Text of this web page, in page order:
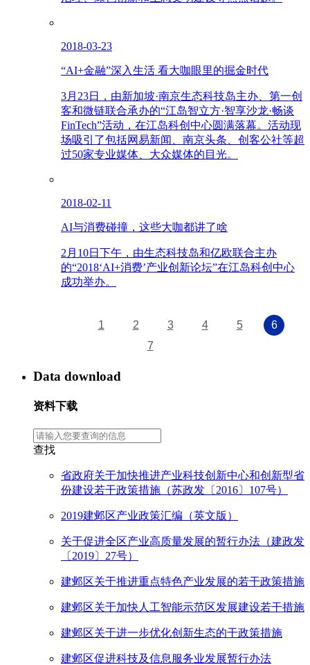
2018-03-23
“AI+金融”深入生活 看大咖眼里的掘金时代
3月23日，由新加坡·南京生态科技岛主办、第一创
客和微链联合承办的“江岛智立方·智享沙龙·畅谈
FinTech”活动，在江岛科创中心圆满落幕。活动现
场吸引了包括网易新闻、南京头条、创客公社等超
过50家专业媒体、大众媒体的目光。
2018-02-11
AI与消费碰撞，这些大咖都讲了啥
2月10日下午，由生态科技岛和亿欧联合主办
的“2018‘AI+消费’产业创新论坛”在江岛科创中心
成功举办。
1 2 3 4 5
6
7
Data download
资料下载
查找
省政府关于加快推进产业科技创新中心和创新型省
份建设若干政策措施（苏政发〔2016〕107号）
2019建邺区产业政策汇编（英文版）
关于促进全区产业高质量发展的暂行办法（建政发
〔2019〕27号）
建邺区关于推进重点特色产业发展的若干政策措施
建邺区关于加快人工智能示范区发展建设若干措施
建邺区关于进一步优化创新生态的干政策措施
建邺区促进科技及信息服务业发展暂行办法